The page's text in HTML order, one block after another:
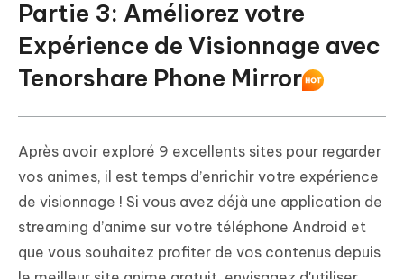
Partie 3: Améliorez votre
Expérience de Visionnage avec
Tenorshare Phone Mirror
Après avoir exploré 9 excellents sites pour regarder
vos animes, il est temps d’enrichir votre expérience
de visionnage ! Si vous avez déjà une application de
streaming d’anime sur votre téléphone Android et
que vous souhaitez profiter de vos contenus depuis